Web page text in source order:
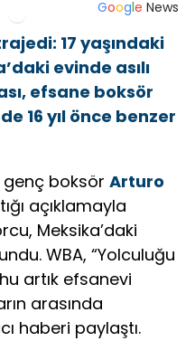
Google News
17 yaşındaki
evinde asılı
efsane boksör
16 yıl önce benzer
genç boksör Arturo
açıklamayla
Meksika’daki
WBA, “Yolculuğu
artık efsanevi
arasında
haberi paylaştı.